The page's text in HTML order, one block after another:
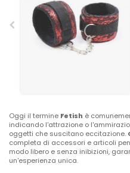
Oggi il termine Fetish è
indicando l'attrazione o
oggetti che suscitano eccitazione.
completa di accessori e articoli
modo libero e senza inibizioni,
un'esperienza unica.